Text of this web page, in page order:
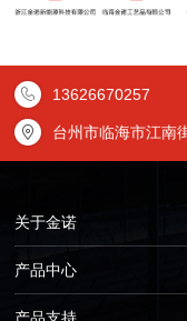
13626670257
台州市临海市江南
关于金诺
产品中心